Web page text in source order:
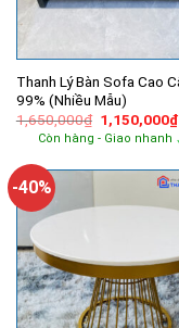
Thanh Lý Bàn Sofa Cao
99% (Nhiều Mẫu)
1,650,000₫ Giá
gốc
là:
1,150,000₫
Còn hàng - Giao nhanh
-40%